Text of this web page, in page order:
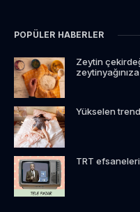
POPÜLER HABERLER
Zeytin
Yükselen
TRT efsaneleri